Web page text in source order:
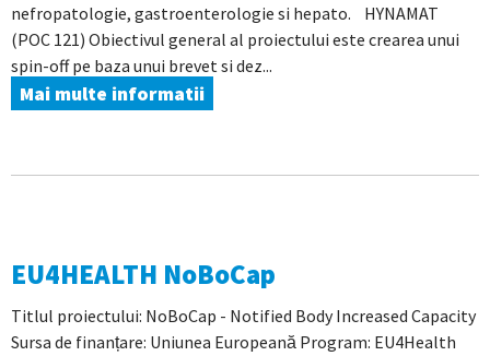
nefropatologie, gastroenterologie si hepato. HYNAMAT
(POC 121) Obiectivul general al proiectului este crearea unui
spin-off pe baza unui brevet si dez...
Mai multe informatii
EU4HEALTH NoBoCap
Titlul proiectului: NoBoCap - Notified Body Increased Capacity
Sursa de finanțare: Uniunea Europeană Program: EU4Health